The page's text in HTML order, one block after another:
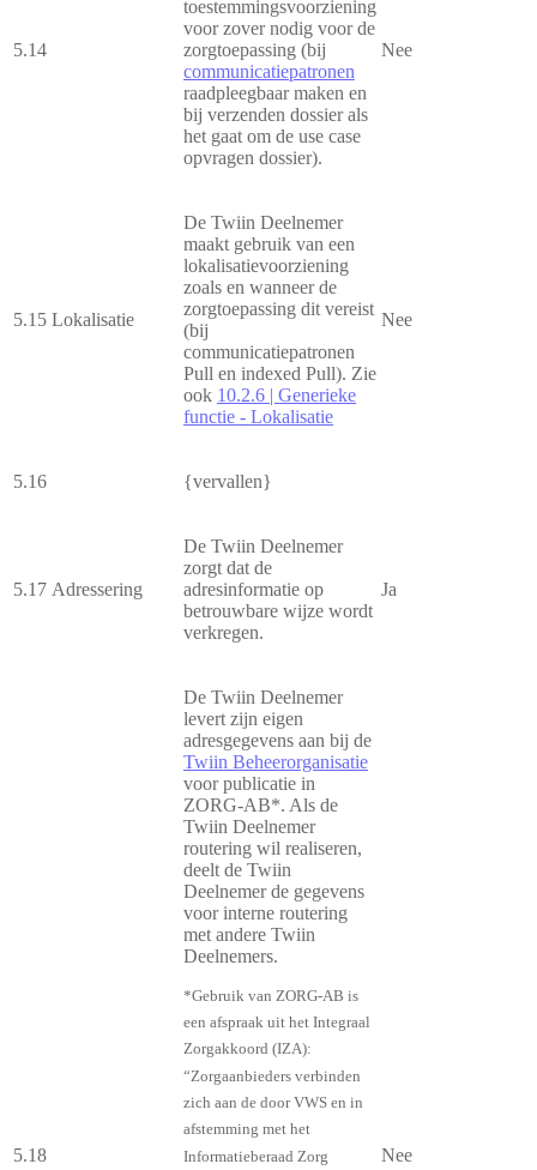
5.14
toestemmingsvoorziening
voor zover nodig voor de
zorgtoepassing (bij
communicatiepatronen
raadpleegbaar maken en
bij verzenden dossier als
het gaat om de use case
opvragen dossier).
Nee
5.15 Lokalisatie
De Twiin Deelnemer
maakt gebruik van een
lokalisatievoorziening
zoals en wanneer de
zorgtoepassing dit vereist
(bij
communicatiepatronen
Pull en indexed Pull). Zie
ook 10.2.6 | Generieke
functie - Lokalisatie
Nee
5.16 {vervallen}
5.17 Adressering
De Twiin Deelnemer
zorgt dat de
adresinformatie op
betrouwbare wijze wordt
verkregen.
Ja
5.18
De Twiin Deelnemer
levert zijn eigen
adresgegevens aan bij de
Twiin Beheerorganisatie
voor publicatie in
ZORG-AB*. Als de
Twiin Deelnemer
routering wil realiseren,
deelt de Twiin
Deelnemer de gegevens
voor interne routering
met andere Twiin
Deelnemers.
*Gebruik van ZORG-AB is
een afspraak uit het Integraal
Zorgakkoord (IZA):
“Zorgaanbieders verbinden
zich aan de door VWS en in
afstemming met het
Informatieberaad Zorg
Nee